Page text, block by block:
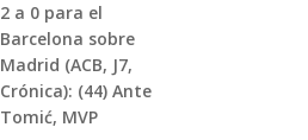
2 a 0 para el
Barcelona sobre
Madrid (ACB, J7,
Crónica): (44) Ante
Tomić, MVP